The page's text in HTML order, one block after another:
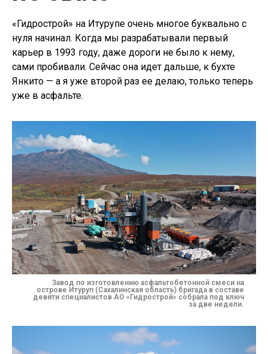
«Гидрострой» на Итурупе очень многое буквально с
нуля начинал. Когда мы разрабатывали первый
карьер в 1993 году, даже дороги не было к нему,
сами пробивали. Сейчас она идет дальше, к бухте
Янкито — а я уже второй раз ее делаю, только теперь
уже в асфальте.
Завод по изготовлению асфальтобетонной смеси на
острове Итуруп (Сахалинская область) бригада в составе
девяти специалистов АО «Гидрострой» собрала под ключ
за две недели.